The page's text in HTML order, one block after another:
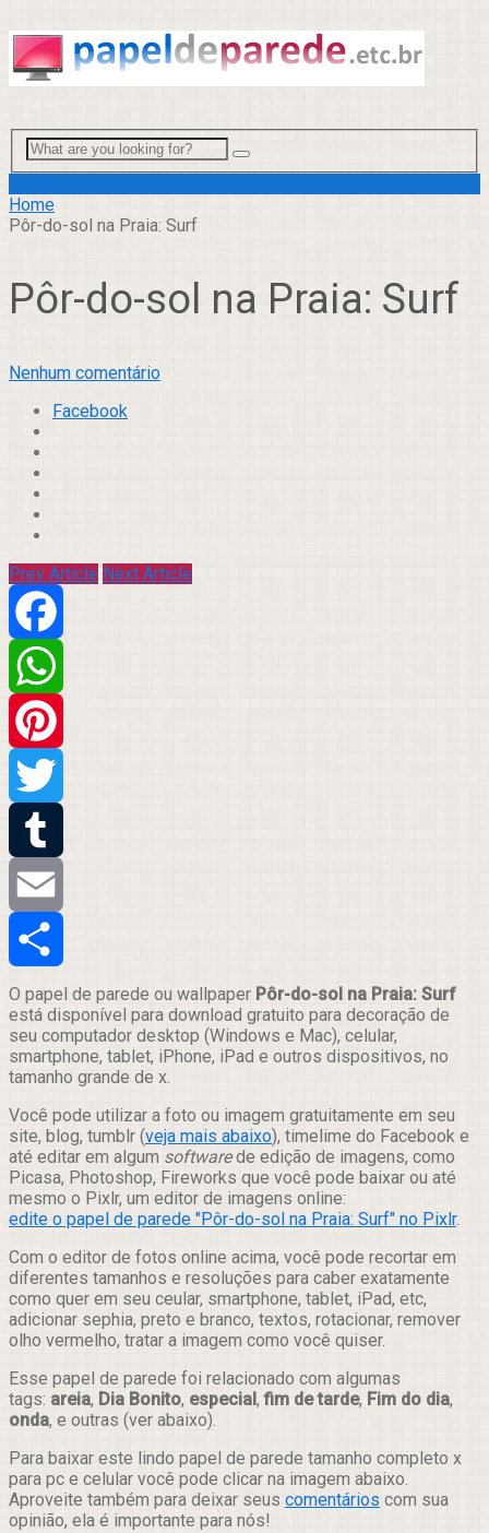
Home
Pôr-do-sol na Praia: Surf
Pôr-do-sol na Praia: Surf
Nenhum comentário
Facebook
Prev Article Next Article
Facebook
WhatsApp
Pinterest
Twitter
Tumblr
Email
Compartilhar
O papel de parede ou wallpaper Pôr-do-sol na Praia: Surf
está disponível para download gratuito para decoração de
seu computador desktop (Windows e Mac), celular,
smartphone, tablet, iPhone, iPad e outros dispositivos, no
tamanho grande de x.
Você pode utilizar a foto ou imagem gratuitamente em seu
site, blog, tumblr (veja mais abaixo), timelime do Facebook e
até editar em algum softwarede edição de imagens, como
Picasa, Photoshop, Fireworks que você pode baixar ou até
mesmo o Pixlr, um editor de imagens online:
edite o papel de parede "Pôr-do-sol na Praia: Surf" no Pixlr.
Com o editor de fotos online acima, você pode recortar em
diferentes tamanhos e resoluções para caber exatamente
como quer em seu ceular, smartphone, tablet, iPad, etc,
adicionar sephia, preto e branco, textos, rotacionar, remover
olho vermelho, tratar a imagem como você quiser.
Esse papel de parede foi relacionado com algumas
tags: areia, Dia Bonito, especial,fim de tarde, Fim do dia,
onda, e outras (ver abaixo).
Para baixar este lindo papel de parede tamanho completo x
para pc e celular você pode clicar na imagem abaixo.
Aproveite também para deixar seus comentários com sua
opinião, ela é importante para nós!